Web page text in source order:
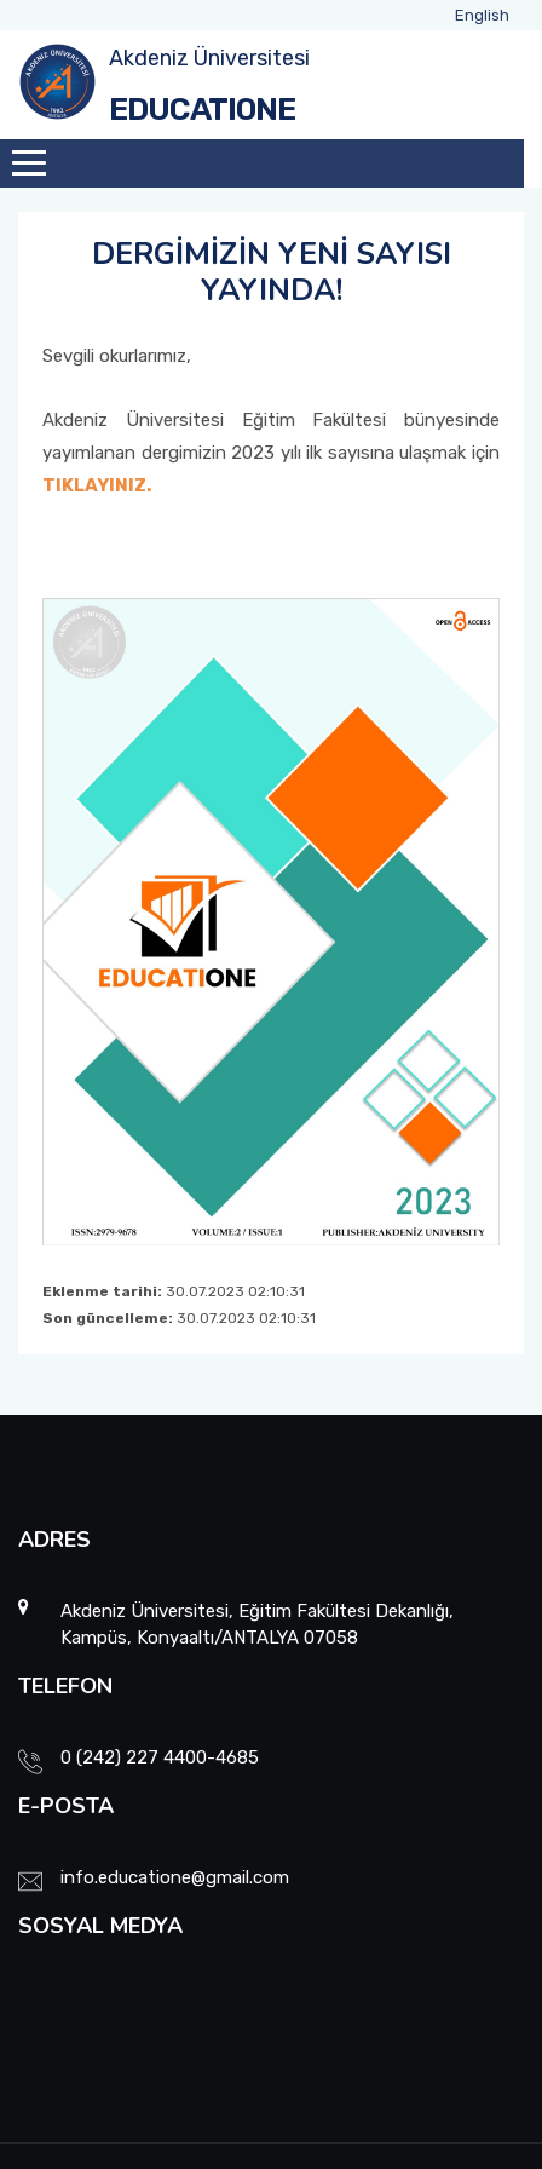
English
Akdeniz Üniversitesi
EDUCATIONE
DERGİMİZİN YENİ SAYISI
YAYINDA!
Sevgili okurlarımız,
Akdeniz Üniversitesi Eğitim Fakültesi bünyesinde
yayımlanan dergimizin 2023 yılı ilk sayısına ulaşmak için
TIKLAYINIZ.
Eklenme tarihi: 30.07.2023 02:10:31
Son güncelleme: 30.07.2023 02:10:31
ADRES
Akdeniz Üniversitesi, Eğitim Fakültesi Dekanlığı,
Kampüs, Konyaaltı/ANTALYA 07058
TELEFON
0 (242) 227 4400-4685
E-POSTA
info.educatione@gmail.com
SOSYAL MEDYA